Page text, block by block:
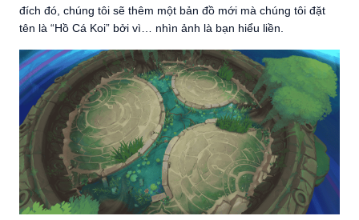
đích đó, chúng tôi sẽ thêm một bản đồ mới mà chúng tôi đặt
tên là “Hồ Cá Koi” bởi vì… nhìn ảnh là bạn hiểu liền.